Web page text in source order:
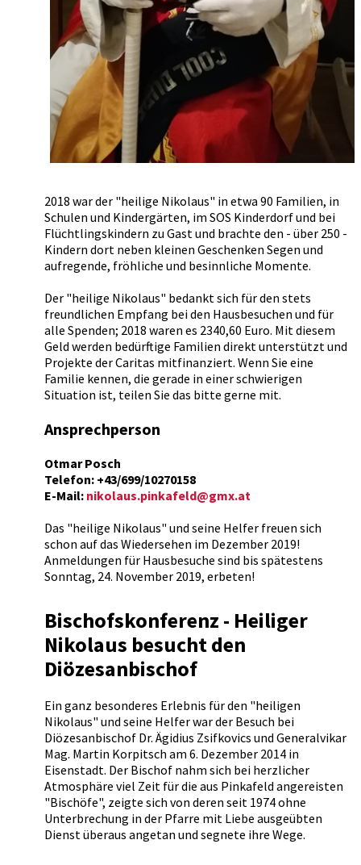
2018 war der "heilige Nikolaus" in etwa 90 Familien, in
Schulen und Kindergärten, im SOS Kinderdorf und bei
Flüchtlingskindern zu Gast und brachte den - über 250 -
Kindern dort neben kleinen Geschenken Segen und
aufregende, fröhliche und besinnliche Momente.
Der "heilige Nikolaus" bedankt sich für den stets
freundlichen Empfang bei den Hausbesuchen und für
alle Spenden; 2018 waren es 2340,60 Euro. Mit diesem
Geld werden bedürftige Familien direkt unterstützt und
Projekte der Caritas mitfinanziert. Wenn Sie eine
Familie kennen, die gerade in einer schwierigen
Situation ist, teilen Sie das bitte gerne mit.
Ansprechperson
Otmar Posch
Telefon: +43/699/10270158
E-Mail: nikolaus.pinkafeld@gmx.at
Das "heilige Nikolaus" und seine Helfer freuen sich
schon auf das Wiedersehen im Dezember 2019!
Anmeldungen für Hausbesuche sind bis spätestens
Sonntag, 24. November 2019, erbeten!
Bischofskonferenz - Heiliger
Nikolaus besucht den
Diözesanbischof
Ein ganz besonderes Erlebnis für den "heiligen
Nikolaus" und seine Helfer war der Besuch bei
Diözesanbischof Dr. Ägidius Zsifkovics und Generalvikar
Mag. Martin Korpitsch am 6. Dezember 2014 in
Eisenstadt. Der Bischof nahm sich bei herzlicher
Atmosphäre viel Zeit für die aus Pinkafeld angereisten
"Bischöfe", zeigte sich von deren seit 1974 ohne
Unterbrechung in der Pfarre mit Liebe ausgeübten
Dienst überaus angetan und segnete ihre Wege.